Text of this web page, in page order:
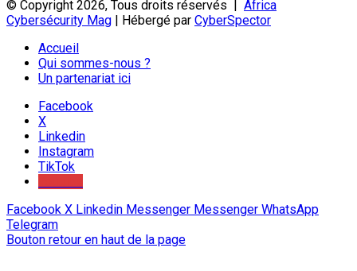
© Copyright 2026, Tous droits réservés | Africa
Cybersécurity Mag | Hébergé par CyberSpector
Accueil
Qui sommes-nous ?
Un partenariat ici
Facebook
X
Linkedin
Instagram
TikTok
Facebook X Linkedin Messenger Messenger WhatsApp
Telegram
Bouton retour en haut de la page